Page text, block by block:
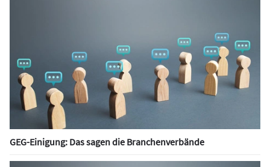
GEG-Einigung: Das sagen die Branchenverbände